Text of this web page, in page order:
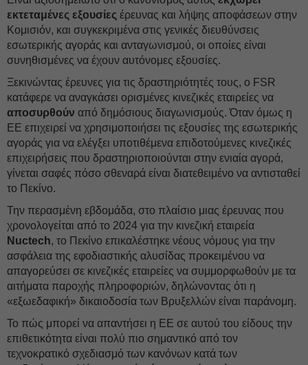
εκτεταμένες εξουσίες έρευνας και λήψης αποφάσεων στην
Κομισιόν, και συγκεκριμένα στις γενικές διευθύνσεις
εσωτερικής αγοράς και ανταγωνισμού, οι οποίες είναι
συνηθισμένες να έχουν αυτόνομες εξουσίες.
Ξεκινώντας έρευνες για τις δραστηριότητές τους, ο FSR
κατάφερε να αναγκάσει ορισμένες κινεζικές εταιρείες να
αποσυρθούν από δημόσιους διαγωνισμούς. Όταν όμως η
ΕΕ επιχειρεί να χρησιμοποιήσει τις εξουσίες της εσωτερικής
αγοράς για να ελέγξει υποτιθέμενα επιδοτούμενες κινεζικές
επιχειρήσεις που δραστηριοποιούνται στην ενιαία αγορά,
γίνεται σαφές πόσο σθεναρά είναι διατεθειμένο να αντισταθεί
το Πεκίνο.
Την περασμένη εβδομάδα, στο πλαίσιο μιας έρευνας που
χρονολογείται από το 2024 για την κινεζική εταιρεία
Nuctech, το Πεκίνο επικαλέστηκε νέους νόμους για την
ασφάλεια της εφοδιαστικής αλυσίδας προκειμένου να
απαγορεύσει σε κινεζικές εταιρείες να συμμορφωθούν με τα
αιτήματα παροχής πληροφοριών, δηλώνοντας ότι η
«εξωεδαφική» δικαιοδοσία των Βρυξελλών είναι παράνομη.
Το πώς μπορεί να απαντήσει η ΕΕ σε αυτού του είδους την
επιθετικότητα είναι πολύ πιο σημαντικό από τον
τεχνοκρατικό σχεδιασμό των κανόνων κατά των